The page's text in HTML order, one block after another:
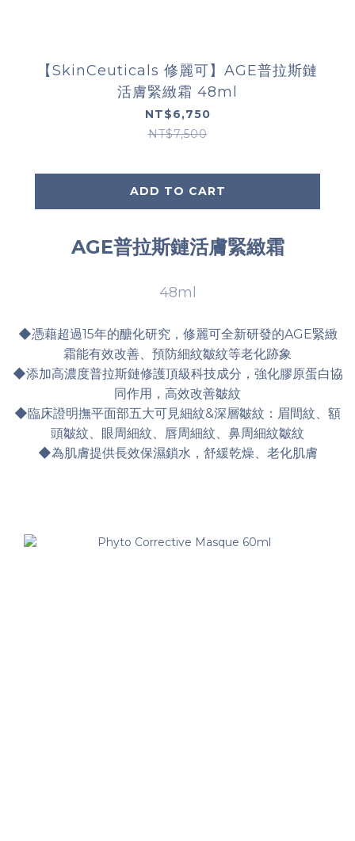
【SkinCeuticals 修麗可】AGE普拉斯鏈
活膚緊緻霜 48ml
NT$6,750
NT$7,500
ADD TO CART
AGE普拉斯鏈活膚緊緻霜
48ml
◆憑藉超過15年的醣化研究，修麗可全新研發的AGE緊緻
霜能有效改善、預防細紋皺紋等老化跡象
◆添加高濃度普拉斯鏈修護頂級科技成分，強化膠原蛋白協
同作用，高效改善皺紋
◆臨床證明撫平面部五大可見細紋&深層皺紋：眉間紋、額
頭皺紋、眼周細紋、唇周細紋、鼻周細紋皺紋
◆為肌膚提供長效保濕鎖水，舒緩乾燥、老化肌膚